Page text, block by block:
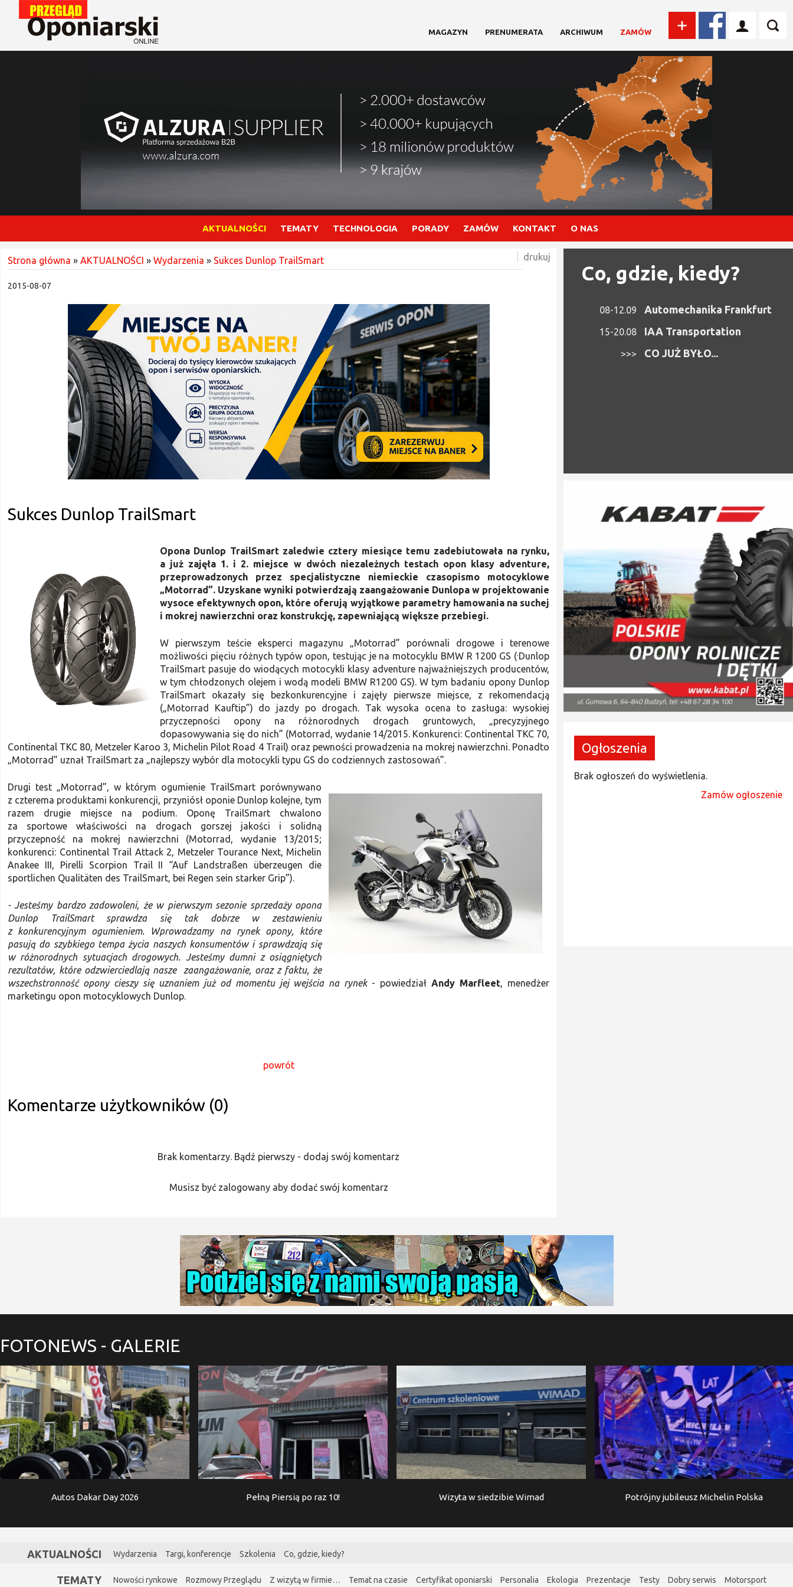
MAGAZYN PRENUMERATA ARCHIWUM ZAMÓW
AKTUALNOŚCI TEMATY TECHNOLOGIA PORADY ZAMÓW KONTAKT O NAS
Strona główna » AKTUALNOŚCI » Wydarzenia » Sukces Dunlop TrailSmart
2015-08-07
Sukces Dunlop TrailSmart
Opona Dunlop TrailSmart zaledwie cztery miesiące temu zadebiutowała na rynku,
a już zajęła 1. i 2. miejsce w dwóch niezależnych testach opon klasy adventure,
przeprowadzonych przez specjalistyczne niemieckie czasopismo motocyklowe
„Motorrad”. Uzyskane wyniki potwierdzają zaangażowanie Dunlopa w projektowanie
wysoce efektywnych opon, które oferują wyjątkowe parametry hamowania na suchej
i mokrej nawierzchni oraz konstrukcję, zapewniającą większe przebiegi.
W pierwszym teście eksperci magazynu „Motorrad” porównali drogowe i terenowe
możliwości pięciu różnych typów opon, testując je na motocyklu BMW R 1200 GS (.Dunlop
TrailSmart pasuje do wiodących motocykli klasy adventure najważniejszych producentów,
w tym chłodzonych olejem i wodą modeli BMW R1200 GS). W tym badaniu opony Dunlop
TrailSmart okazały się bezkonkurencyjne i zajęły pierwsze miejsce, z rekomendacją
(„Motorrad Kauftip”) do jazdy po drogach. Tak wysoka ocena to zasługa: wysokiej
przyczepności opony na różnorodnych drogach gruntowych, „precyzyjnego
dopasowywania się do nich” (Motorrad, wydanie 14/2015. Konkurenci: Continental TKC 70,
Continental TKC 80, Metzeler Karoo 3, Michelin Pilot Road 4 Trail) oraz pewności prowadzenia na mokrej nawierzchni. Ponadto
„Motorrad” uznał TrailSmart za „najlepszy wybór dla motocykli typu GS do codziennych zastosowań”.
Drugi test „Motorrad”, w którym ogumienie TrailSmart porównywano
z czterema produktami konkurencji, przyniósł oponie Dunlop kolejne, tym
razem drugie miejsce na podium. Oponę TrailSmart chwalono
za sportowe właściwości na drogach gorszej jakości i solidną
przyczepność na mokrej nawierzchni (Motorrad, wydanie 13/2015;
konkurenci: Continental Trail Attack 2, Metzeler Tourance Next, Michelin
Anakee III, Pirelli Scorpion Trail II “Auf Landstraßen überzeugen die
sportlichen Qualitäten des TrailSmart, bei Regen sein starker Grip”).
- Jesteśmy bardzo zadowoleni, że w pierwszym sezonie sprzedaży opona
Dunlop TrailSmart sprawdza się tak dobrze w zestawieniu
z konkurencyjnym ogumieniem. Wprowadzamy na rynek opony, które
pasują do szybkiego tempa życia naszych konsumentów i sprawdzają się
w różnorodnych sytuacjach drogowych. Jesteśmy dumni z osiągniętych
rezultatów, które odzwierciedlają nasze zaangażowanie, oraz z faktu, że
wszechstronność opony cieszy się uznaniem już od momentu jej wejścia na rynek- powiedziałAndy Marfleet, menedżer
marketingu opon motocyklowych Dunlop.
drukuj
powrót
Komentarze użytkowników (0)
Brak komentarzy. Bądź pierwszy - dodaj swój komentarz
Musisz być zalogowany aby dodać swój komentarz
Co, gdzie, kiedy?
08-12.09 Automechanika Frankfurt
15-20.08 IAA Transportation
>>> CO JUŻ BYŁO...
Ogłoszenia
Brak ogłoszeń do wyświetlenia.
Zamów ogłoszenie
FOTONEWS - GALERIE
Autos Dakar Day 2026 Pełną Piersią po raz 10! Wizyta w siedzibie Wimad Potrójny jubileusz Michelin Polska
AKTUALNOŚCI Wydarzenia Targi, konferencje Szkolenia Co, gdzie, kiedy?
TEMATY Nowości rynkowe Rozmowy Przeglądu Z wizytą w firmie… Temat na czasie Certyfikat oponiarski Personalia Ekologia Prezentacje Testy Dobry serwis Motorsport